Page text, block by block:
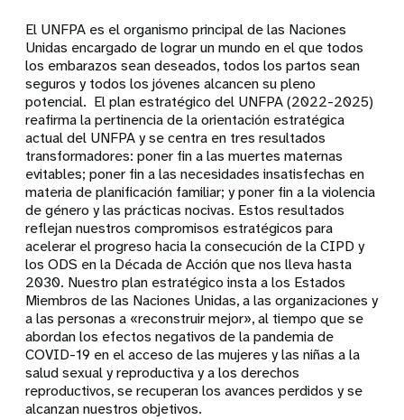
El UNFPA es el organismo principal de las Naciones
Unidas encargado de lograr un mundo en el que todos
los embarazos sean deseados, todos los partos sean
seguros y todos los jóvenes alcancen su pleno
potencial. El plan estratégico del UNFPA (2022-2025)
reafirma la pertinencia de la orientación estratégica
actual del UNFPA y se centra en tres resultados
transformadores: poner fin a las muertes maternas
evitables; poner fin a las necesidades insatisfechas en
materia de planificación familiar; y poner fin a la violencia
de género y las prácticas nocivas. Estos resultados
reflejan nuestros compromisos estratégicos para
acelerar el progreso hacia la consecución de la CIPD y
los ODS en la Década de Acción que nos lleva hasta
2030. Nuestro plan estratégico insta a los Estados
Miembros de las Naciones Unidas, a las organizaciones y
a las personas a «reconstruir mejor», al tiempo que se
abordan los efectos negativos de la pandemia de
COVID-19 en el acceso de las mujeres y las niñas a la
salud sexual y reproductiva y a los derechos
reproductivos, se recuperan los avances perdidos y se
alcanzan nuestros objetivos.